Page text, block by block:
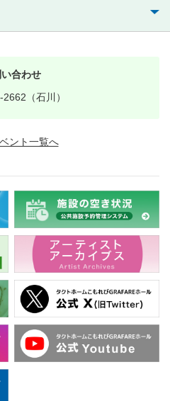
合わせ
（石川）
ント一覧へ